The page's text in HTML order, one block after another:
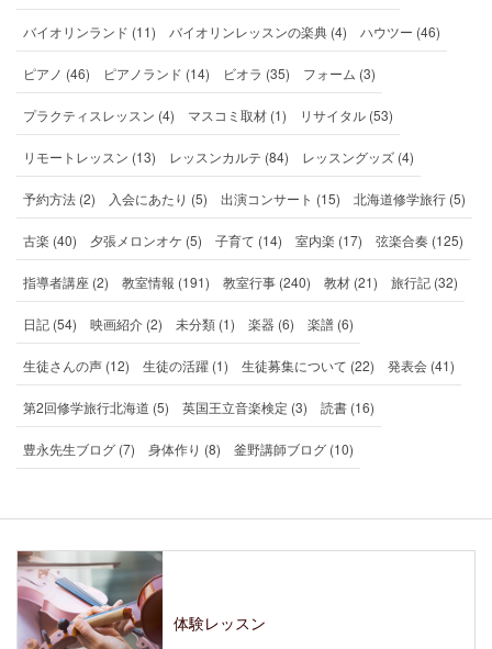
バイオリンランド (11) バイオリンレッスンの楽典 (4) ハウツー (46)
ピアノ (46) ピアノランド (14) ビオラ (35) フォーム (3)
プラクティスレッスン (4) マスコミ取材 (1) リサイタル (53)
リモートレッスン (13) レッスンカルテ (84) レッスングッズ (4)
予約方法 (2) 入会にあたり (5) 出演コンサート (15) 北海道修学旅行 (5)
古楽 (40) 夕張メロンオケ (5) 子育て (14) 室内楽 (17) 弦楽合奏 (125)
指導者講座 (2) 教室情報 (191) 教室行事 (240) 教材 (21) 旅行記 (32)
日記 (54) 映画紹介 (2) 未分類 (1) 楽器 (6) 楽譜 (6)
生徒さんの声 (12) 生徒の活躍 (1) 生徒募集について (22) 発表会 (41)
第2回修学旅行北海道 (5) 英国王立音楽検定 (3) 読書 (16)
豊永先生ブログ (7) 身体作り (8) 釜野講師ブログ (10)
体験レッスン